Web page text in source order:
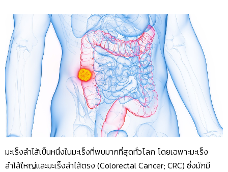
มะเร็งลำไส้เป็นหนึ่งในมะเร็งที่พบมากที่สุดทั่วโลก โดยเฉพาะมะเร็ง
ลำไส้ใหญ่และมะเร็งลำไส้ตรง (Colorectal Cancer; CRC) ซึ่งมักมี